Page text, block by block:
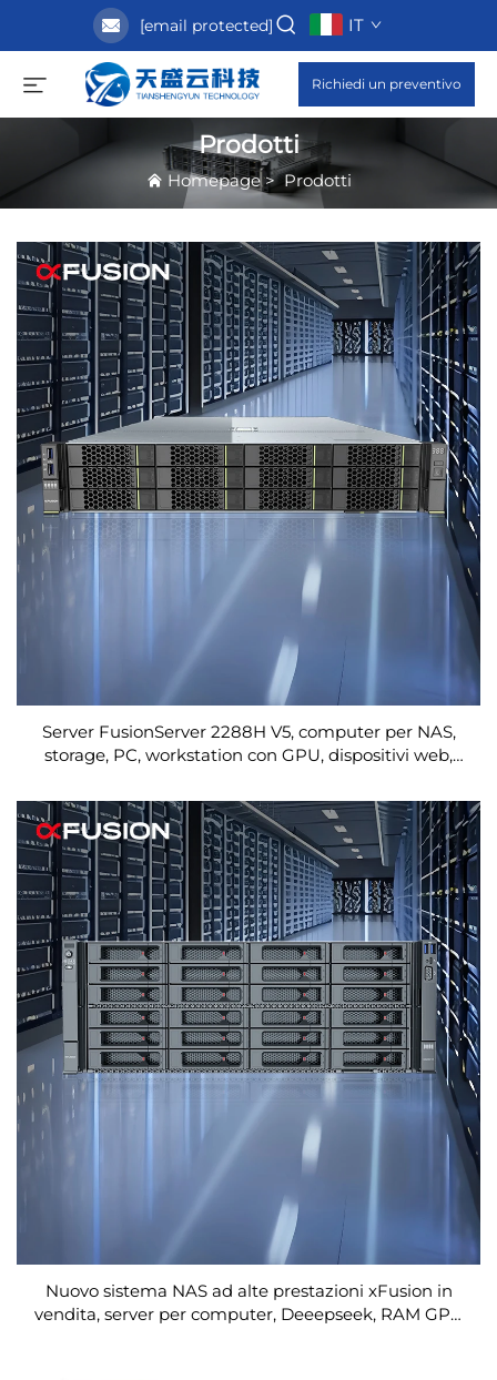
[email protected] IT
Richiedi un preventivo
Prodotti
Homepage>Prodotti
Server FusionServer 2288H V5, computer per NAS,
storage, PC, workstation con GPU, dispositivi web,
Nuovo sistema NAS ad alte prestazioni xFusion in
vendita, server per computer, Deeepseek, RAM GPU